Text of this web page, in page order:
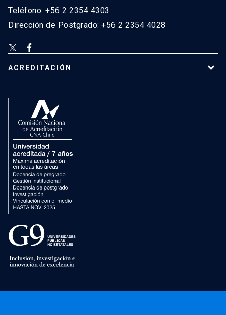
Teléfono: +56 2 2354 4303
Dirección de Postgrado: +56 2 2354 4028
ACREDITACIÓN